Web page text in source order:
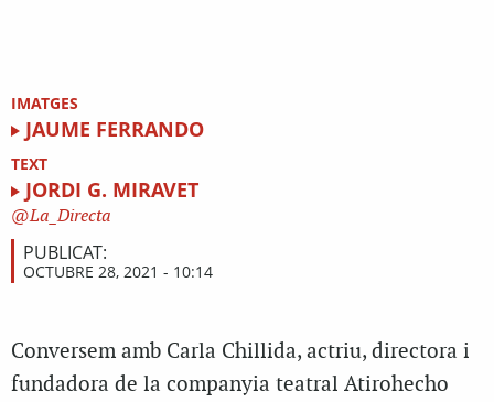
IMATGES
JAUME FERRANDO
TEXT
JORDI G. MIRAVET
La_Directa
PUBLICAT:
OCTUBRE 28, 2021 - 10:14
Conversem amb Carla Chillida, actriu, directora i
fundadora de la companyia teatral Atirohecho